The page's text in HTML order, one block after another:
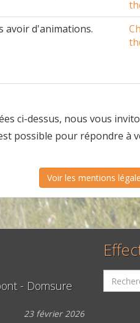
avoir d'animations.
ci-dessus, nous vous
possible pour répondre à
Voir les mentions
- Domsure
23 février 2026